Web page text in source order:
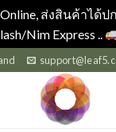
ส่งสินค้าได้
Nim Express ..